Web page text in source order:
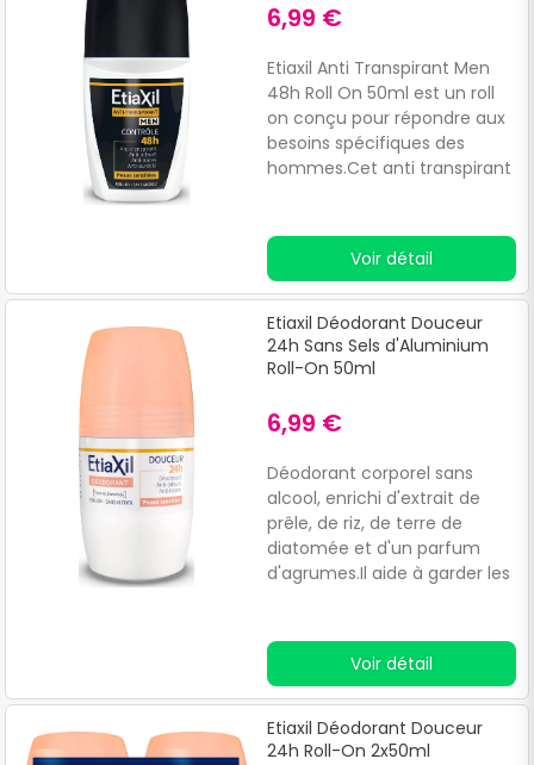
6,99 €
Etiaxil Anti Transpirant Men
48h Roll On 50ml est un roll
on conçu pour répondre aux
besoins spécifiques des
hommes.Cet anti transpirant
assurant un contrôle anti
humidité, anti odeur et anti
traces.
Voir détail
Etiaxil Déodorant Douceur
24h Sans Sels d'Aluminium
Roll-On 50ml
6,99 €
Déodorant corporel sans
alcool, enrichi d'extrait de
prêle, de riz, de terre de
diatomée et d'un parfum
d'agrumes.Il aide à garder les
désagréables.Sa formule a
été testée sous contrôle
dermatologique et présente
une haute tolérance
cutanée.Convient aux peaux
Voir détail
Etiaxil Déodorant Douceur
24h Roll-On 2x50ml